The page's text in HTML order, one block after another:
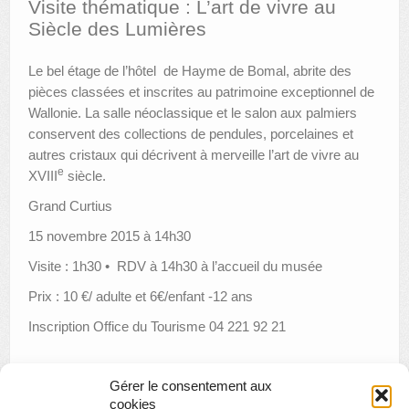
Gérer le consentement aux
cookies
AUTRES LIEUX
ANIMATIONS DES MUSÉES
PUBLICATIONS
LES APPELS À PROJETS
LE PORTAIL DES COLLECTIONS
Visite thématique : L’art de vivre au
Siècle des Lumières
Le bel étage de l’hôtel de Hayme de Bomal, abrite des
pièces classées et inscrites au patrimoine exceptionnel de
Wallonie. La salle néoclassique et le salon aux palmiers
conservent des collections de pendules, porcelaines et
autres cristaux qui décrivent à merveille l’art de vivre au
XVIIIe siècle.
Grand Curtius
15 novembre 2015 à 14h30
Visite : 1h30 • RDV à 14h30 à l’accueil du musée
Prix : 10 €/ adulte et 6€/enfant -12 ans
Inscription Office du Tourisme 04 221 92 21
Musica Musée